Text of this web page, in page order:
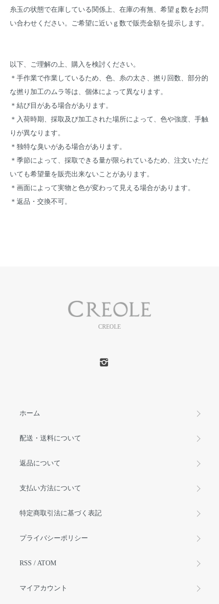
糸玉の状態で在庫している関係上、在庫の有無、希望ｇ数をお問
い合わせください。ご希望に近いｇ数で販売金額を提示します。
以下、ご理解の上、購入を検討ください。
＊手作業で作業しているため、色、糸の太さ、撚り回数、部分的
な撚り加工のムラ等は、個体によって異なります。
＊結び目がある場合があります。
＊入荷時期、採取及び加工された場所によって、色や強度、手触
りが異なります。
＊独特な臭いがある場合があります。
＊季節によって、採取できる量が限られているため、注文いただ
いても希望量を販売出来ないことがあります。
＊画面によって実物と色が変わって見える場合があります。
＊返品・交換不可。
CREOLE
ホーム
配送・送料について
返品について
支払い方法について
特定商取引法に基づく表記
プライバシーポリシー
RSS / ATOM
マイアカウント